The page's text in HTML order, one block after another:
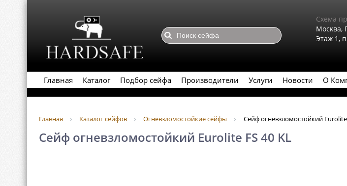
Схема
Москва,
Этаж 1,
Главная Каталог Подбор сейфа Производители Услуги Новости О
Главная Каталог сейфов Огневзломостойкие сейфы Сейф огневзломостойкий Eurolite
Сейф огневзломостойкий Eurolite FS 40 KL